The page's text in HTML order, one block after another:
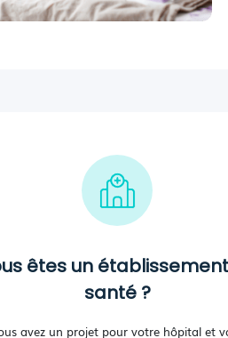
êtes un
santé ?
avez un projet pour votre hôpital et